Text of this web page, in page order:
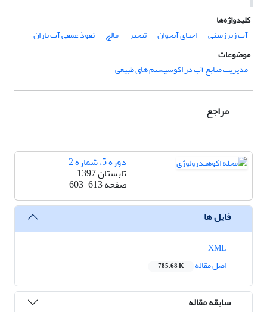
کلیدواژه‌ها
آب زیرزمینی
احیای آبخوان تبخیر مالچ
نفوذ عمقی آب باران
موضوعات
مدیریت منابع آب در اکوسیستم های طبیعی
مراجع
دوره 5، شماره 2
تابستان 1397
صفحه603-613
فایل ها
اصل مقاله
785.68 K
سابقه مقاله